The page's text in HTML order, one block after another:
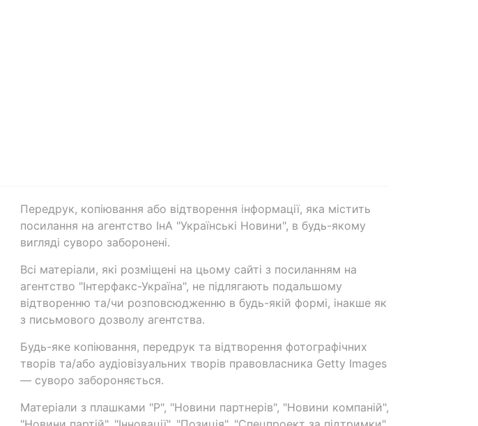
Передрук, копіювання або відтворення інформації, яка містить
посилання на агентство ІнА "Українські Новини", в будь-якому
вигляді суворо заборонені.
Всі матеріали, які розміщені на цьому сайті з посиланням на
агентство "Інтерфакс-Україна", не підлягають подальшому
відтворенню та/чи розповсюдженню в будь-якій формі, інакше як
з письмового дозволу агентства.
Будь-яке копіювання, передрук та відтворення фотографічних
творів та/або аудіовізуальних творів правовласника Getty Images
— суворо забороняється.
Матеріали з плашками "Р", "Новини партнерів", "Новини компаній",